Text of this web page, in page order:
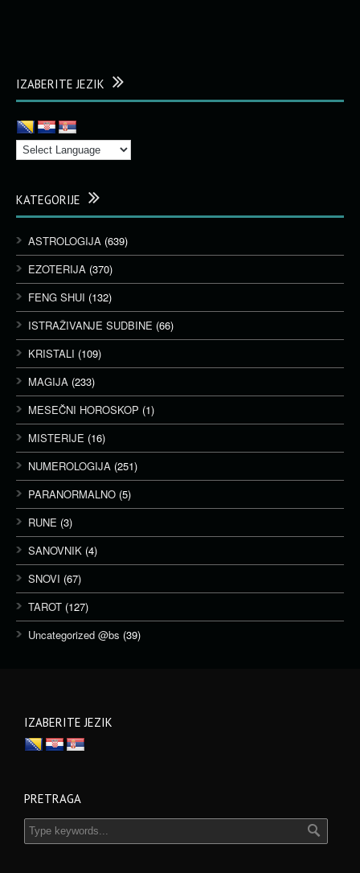
IZABERITE JEZIK
KATEGORIJE
ASTROLOGIJA (639)
EZOTERIJA (370)
FENG SHUI (132)
ISTRAŽIVANJE SUDBINE (66)
KRISTALI (109)
MAGIJA (233)
MESEČNI HOROSKOP (1)
MISTERIJE (16)
NUMEROLOGIJA (251)
PARANORMALNO (5)
RUNE (3)
SANOVNIK (4)
SNOVI (67)
TAROT (127)
Uncategorized @bs (39)
IZABERITE JEZIK
PRETRAGA